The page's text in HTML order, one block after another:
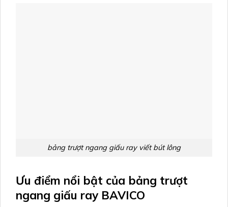
bảng trượt ngang giấu ray viết bút lông
Ưu điểm nổi bật của bảng trượt
ngang giấu ray BAVICO